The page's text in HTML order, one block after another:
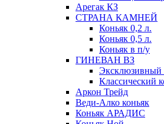
Арегак КЗ
СТРАНА КАМНЕЙ
Коньяк 0,2 л.
Коньяк 0,5 л.
Коньяк в п/у
ГИНЕВАН ВЗ
Эксклюзивный
Классический
Аркон Трейд
Веди-Алко коньяк
Коньяк АРАДИС